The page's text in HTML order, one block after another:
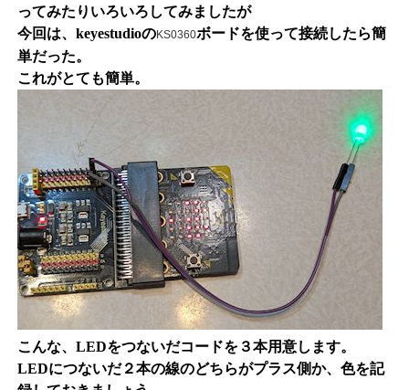
ってみたりいろいろしてみましたが
今回は、keyestudioのKS0360ボードを使って接続したら簡
単だった。
これがとても簡単。
こんな、LEDをつないだコードを３本用意します。
LEDにつないだ２本の線のどちらがプラス側か、色を記